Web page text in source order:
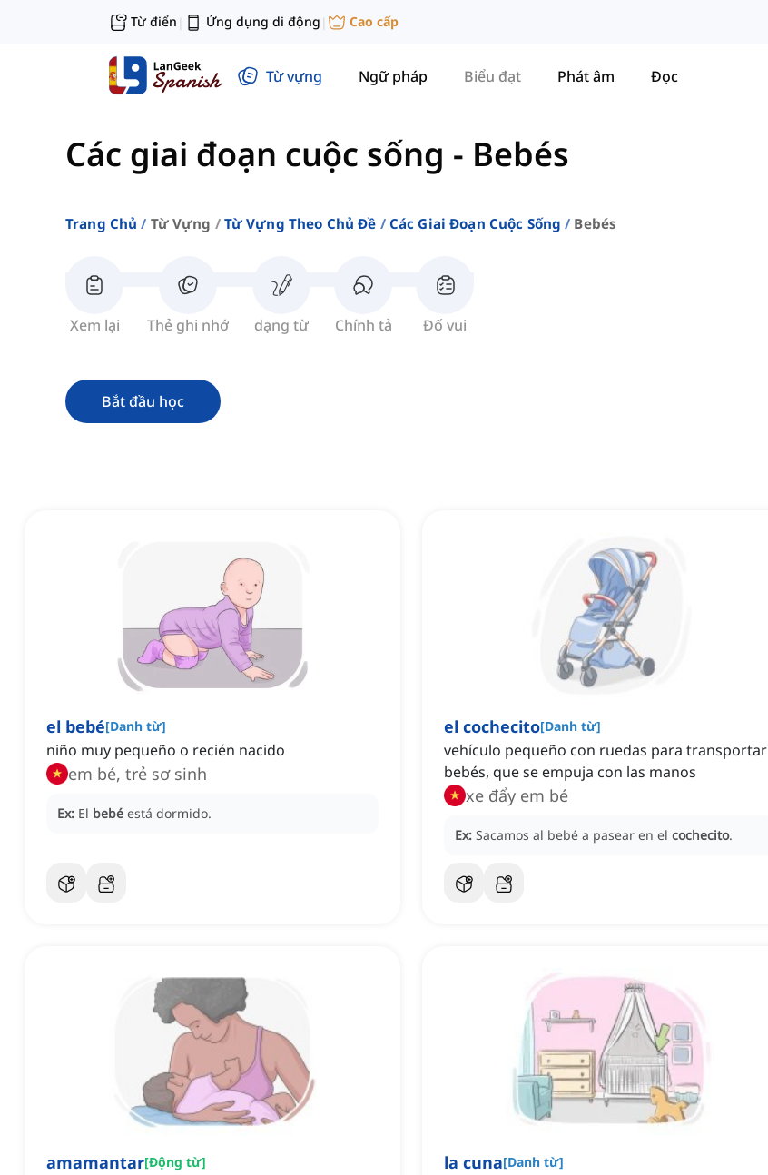
Từ điển | Ứng dụng di động | Cao cấp
Từ vựng Ngữ pháp Biểu đạt Phát âm Đọc
Các giai đoạn cuộc sống - ‌Bebés
Trang Chủ Từ Vựng Từ Vựng Theo Chủ Đề Các Giai Đoạn Cuộc Sống ‌bebés
Xem lại Thẻ ghi nhớ dạng từ Chính tả Đố vui
Bắt đầu học
el bebé[Danh từ]
niño muy pequeño o recién nacido
em bé, trẻ sơ sinh
Ex: El bebé está dormido.
el cochecito[Danh từ]
vehículo pequeño con ruedas para transportar
bebés, que se empuja con las manos
xe đẩy em bé
Ex: Sacamos al bebé a pasear en el cochecito.
amamantar[Động từ] la cuna[Danh từ]